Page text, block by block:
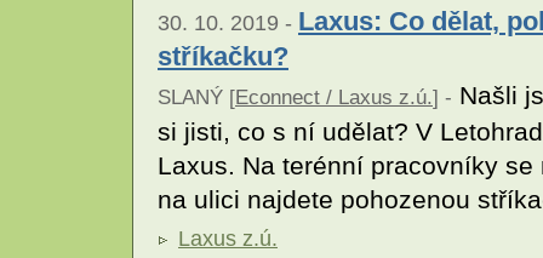
30. 10. 2019 - Laxus: Co dělat,
stříkačku?
SLANÝ [Econnect / Laxus z.ú.] - Našli
si jisti, co s ní udělat? V
Laxus. Na terénní pracovníky
na ulici najdete pohozenou
Laxus z.ú.